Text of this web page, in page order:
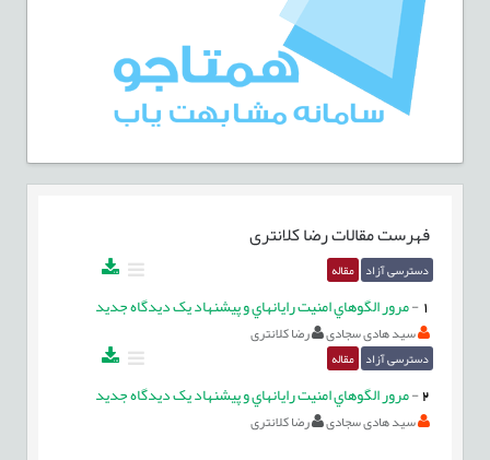
فهرست مقالاترضا کلانتری
دسترسی آزاد مقاله
-مرور الگوهاي امنيت رايانهاي و پیشنهاد یک دیدگاه جدید
سید هادی سجادی رضا کلانتری
دسترسی آزاد مقاله
2
-مرور الگوهاي امنيت رايانهاي و پیشنهاد یک دیدگاه جدید
سید هادی سجادی رضا کلانتری